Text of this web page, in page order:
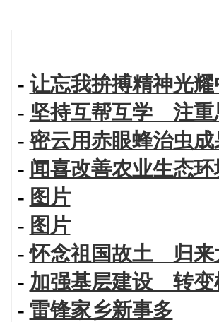
- 让忘我拚搏精神光耀
- 坚持互帮互学 注重
-密云用赤眼蜂治虫
- 闻喜改善农业生态环
- 图片
- 图片
-怀念祖国故土 归来
- 加强基层建设 转变
- 雷锋家乡新事多